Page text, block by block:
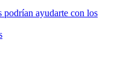
podrían ayudarte con los